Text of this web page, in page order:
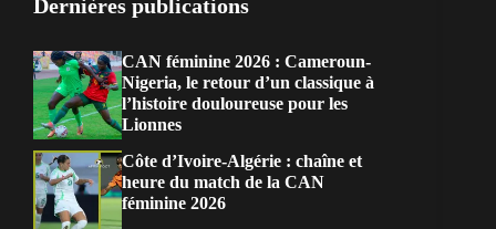
Dernières publications
CAN féminine 2026 : Cameroun-
Nigeria, le retour d’un classique à
l’histoire douloureuse pour les
Lionnes
Côte d’Ivoire-Algérie : chaîne et
heure du match de la CAN
féminine 2026